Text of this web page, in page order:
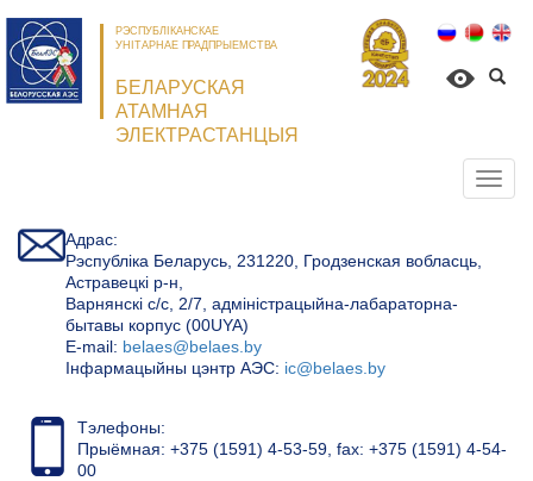
РЭСПУБЛІКАНСКАЕ
УНІТАРНАЕ ПРАДПРЫЕМСТВА
БЕЛАРУСКАЯ
АТАМНАЯ
ЭЛЕКТРАСТАНЦЫЯ
Адрас:
Рэспубліка Беларусь, 231220, Гродзенская вобласць,
Астравецкі р-н,
Варнянскі с/с, 2/7, адміністрацыйна-лабараторна-
бытавы корпус (00UYA)
Е-mail: belaes@belaes.by
Інфармацыйны цэнтр АЭС: ic@belaes.by
Тэлефоны:
Прыёмная: +375 (1591) 4-53-59, fax: +375 (1591) 4-54-
00